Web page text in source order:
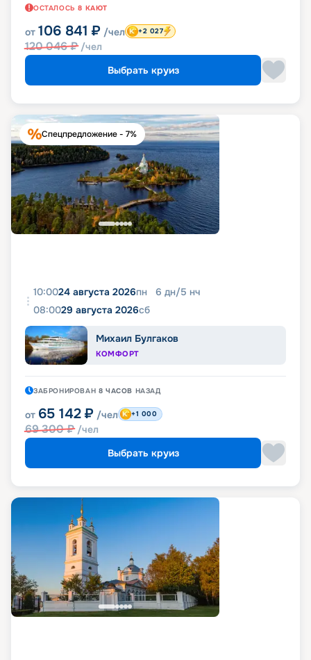
ОСТАЛОСЬ 8 КАЮТ
от 106 841 ₽ /чел
120 046₽ /чел
+2 027
Выбрать круиз
Спецпредложение - 7%
10:0024 августа 2026пн 6 дн/5 нч
08:0029 августа 2026сб
Михаил Булгаков
КОМФОРТ
ЗАБРОНИРОВАН 8 ЧАСОВ НАЗАД
от 65 142 ₽ /чел
69 300₽ /чел
+1 000
Выбрать круиз